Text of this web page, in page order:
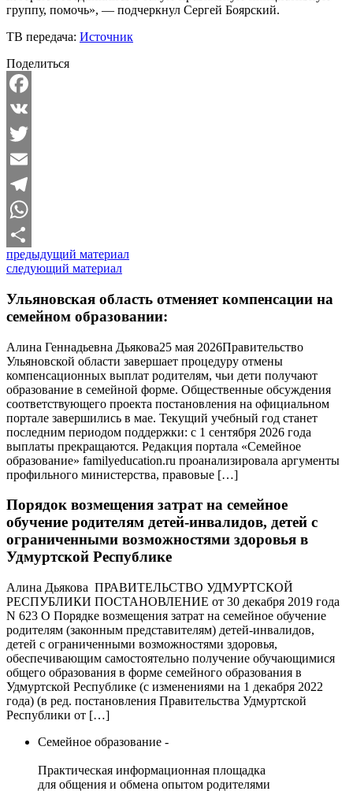
группу, помочь», — подчеркнул Сергей Боярский.
ТВ передача: Источник
Поделиться
Facebook
VK
Twitter
Email
Telegram
WhatsApp
Отправить
предыдущий материал
следующий материал
Ульяновская область отменяет компенсации на
семейном образовании:
Алина Геннадьевна Дьякова25 мая 2026Правительство
Ульяновской области завершает процедуру отмены
компенсационных выплат родителям, чьи дети получают
образование в семейной форме. Общественные обсуждения
соответствующего проекта постановления на официальном
портале завершились в мае. Текущий учебный год станет
последним периодом поддержки: с 1 сентября 2026 года
выплаты прекращаются. Редакция портала «Семейное
образование» familyeducation.ru проанализировала аргументы
профильного министерства, правовые […]
Порядок возмещения затрат на семейное
обучение родителям детей-инвалидов, детей с
ограниченными возможностями здоровья в
Удмуртской Республике
Алина Дьякова ПРАВИТЕЛЬСТВО УДМУРТСКОЙ
РЕСПУБЛИКИ ПОСТАНОВЛЕНИЕ от 30 декабря 2019 года
N 623 О Порядке возмещения затрат на семейное обучение
родителям (законным представителям) детей-инвалидов,
детей с ограниченными возможностями здоровья,
обеспечивающим самостоятельно получение обучающимися
общего образования в форме семейного образования в
Удмуртской Республике (с изменениями на 1 декабря 2022
года) (в ред. постановления Правительства Удмуртской
Республики от […]
Семейное образование -
Практическая информационная площадка
для общения и обмена опытом родителями